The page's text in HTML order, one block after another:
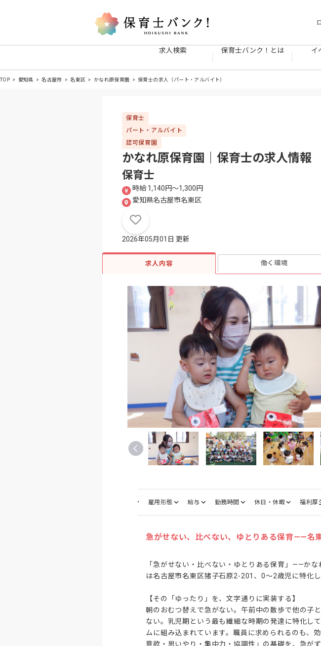
求人検索 保育士バンク！とは イ
TOP 愛知県 名古屋市 名東区 かなれ原保育園 保育士の求人（パート・アルバイト）
保育士
パート・アルバイト
認可保育園
かなれ原保育園｜保育士の求人情報
保育士
時給 1,140円〜1,300円
愛知県名古屋市名東区
2026年05月01日 更新
求人内容 働く環境
雇用形態 給与 勤務時間 休日・休暇 福利厚
急がせない、比べない、ゆとりある保育——名
「急がせない・比べない・ゆとりある保育」——か
は名古屋市名東区猪子石原2-201、0〜2歳児に特化
【その「ゆったり」を、文字通りに実装する】
朝のおむつ替えで急がない。午前中の散歩で他の子
ない。乳児期という最も繊細な時期の発達に特化し
ムに組み込まれています。職員に求められるのも、
意欲・思いやり・集中力・協調性」の基礎を、急が